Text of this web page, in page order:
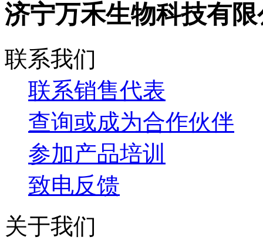
济宁万禾生物科技有
联系我们
联系销售代表
查询或成为合作伙伴
参加产品培训
致电反馈
关于我们